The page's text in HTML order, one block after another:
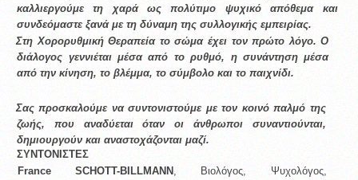
καλλιεργούμε τη χαρά ως πολύτιμο ψυχικό απόθεμα και
συνδεόμαστε ξανά με τη δύναμη της συλλογικής εμπειρίας.
Στη Χορορυθμική Θεραπεία το σώμα έχει τον πρώτο λόγο. Ο
διάλογος γεννιέται μέσα από το ρυθμό, η συνάντηση μέσα
από την κίνηση, το βλέμμα, το σύμβολο και το παιχνίδι.
Σας προσκαλούμε να συντονιστούμε με τον κοινό παλμό της
ζωής, που αναδύεται όταν οι άνθρωποι συναντιούνται,
δημιουργούν και αναστοχάζονται μαζί.
ΣΥΝΤΟΝΙΣΤΕΣ
France SCHOTT-BILLMANN , Βιολόγος, Ψυχολόγος,